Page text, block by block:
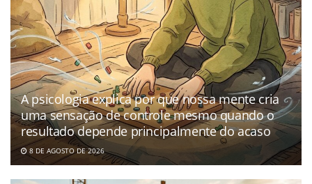
A psicologia explica por que nossa mente cria
uma sensação de controle mesmo quando o
resultado depende principalmente do acaso
8 DE AGOSTO DE 2026